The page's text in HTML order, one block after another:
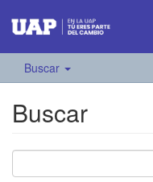
Buscar
Buscar